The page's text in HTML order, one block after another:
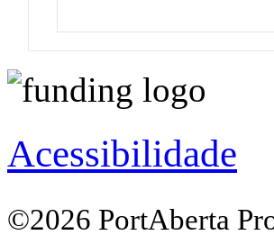
Acessibilidade
©2026 PortAberta